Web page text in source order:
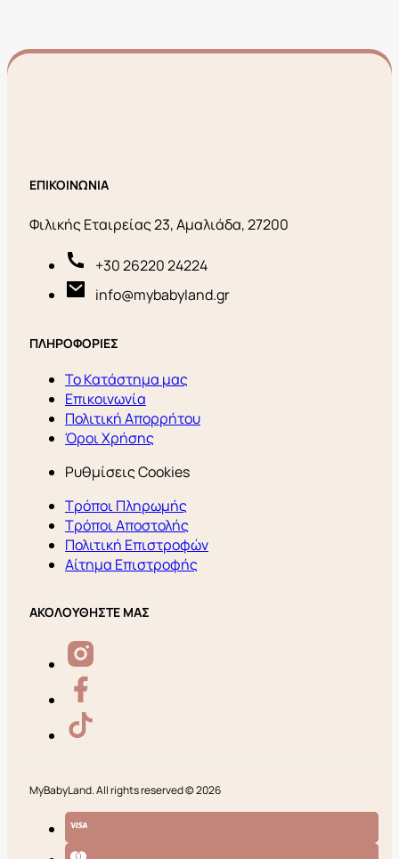
ΕΠΙΚΟΙΝΩΝΙΑ
Φιλικής Εταιρείας 23, Αμαλιάδα, 27200
+30 26220 24224
info@mybabyland.gr
ΠΛΗΡΟΦΟΡΙΕΣ
Το Κατάστημα μας
Επικοινωνία
Πολιτική Απορρήτου
Όροι Χρήσης
Ρυθμίσεις Cookies
Τρόποι Πληρωμής
Τρόποι Αποστολής
Πολιτική Επιστροφών
Αίτημα Επιστροφής
ΑΚΟΛΟΥΘΗΣΤΕ ΜΑΣ
MyBabyLand. All rights reserved © 2026